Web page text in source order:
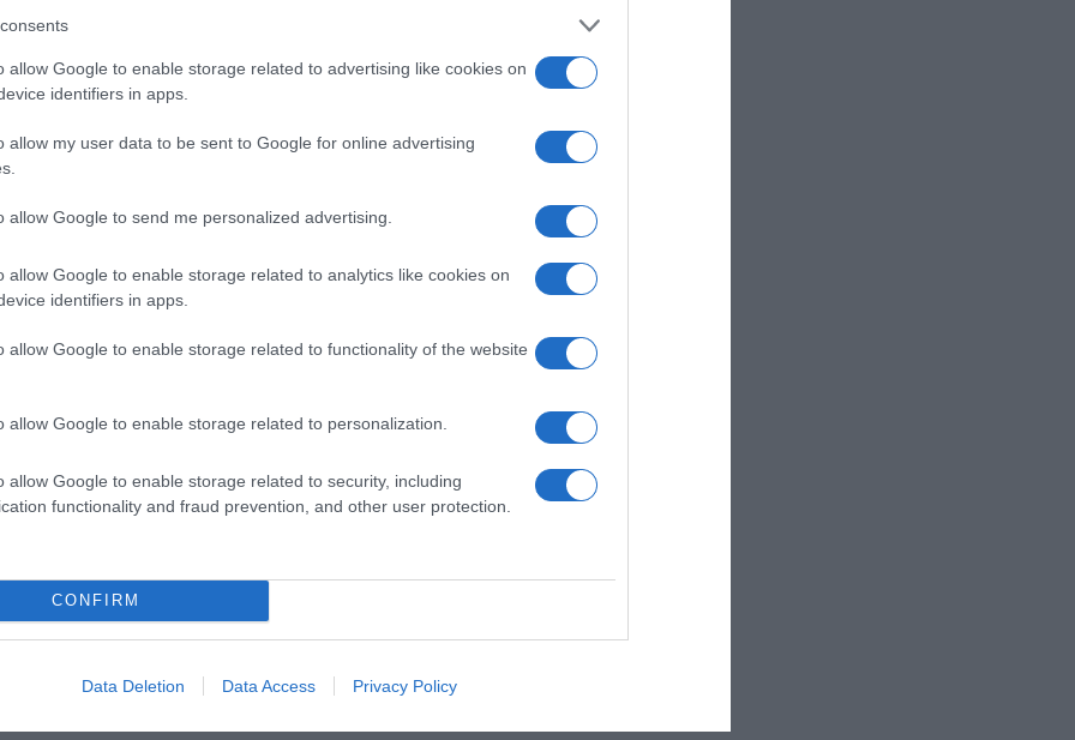
allow Google to enable storage related to advertising like cookies on
identifiers in apps.
allow my user data to be sent to Google for online advertising
allow Google to send me personalized advertising.
allow Google to enable storage related to analytics like cookies on
identifiers in apps.
allow Google to enable storage related to functionality of the website
allow Google to enable storage related to personalization.
allow Google to enable storage related to security, including
functionality and fraud prevention, and other user protection.
CONFIRM
Data Deletion Data Access Privacy Policy
των μηχανισμών αποτροπής
μελών της Συμμαχίας.
ένα προκαθορισμένο τρόπο
μέσα χαμηλού κόστους, αλλά
να δοκιμάσει τα όρια, την
κρατών μελών του ΝΑΤΟ και της
που της παρέχουν
την πολυπλοκότητα